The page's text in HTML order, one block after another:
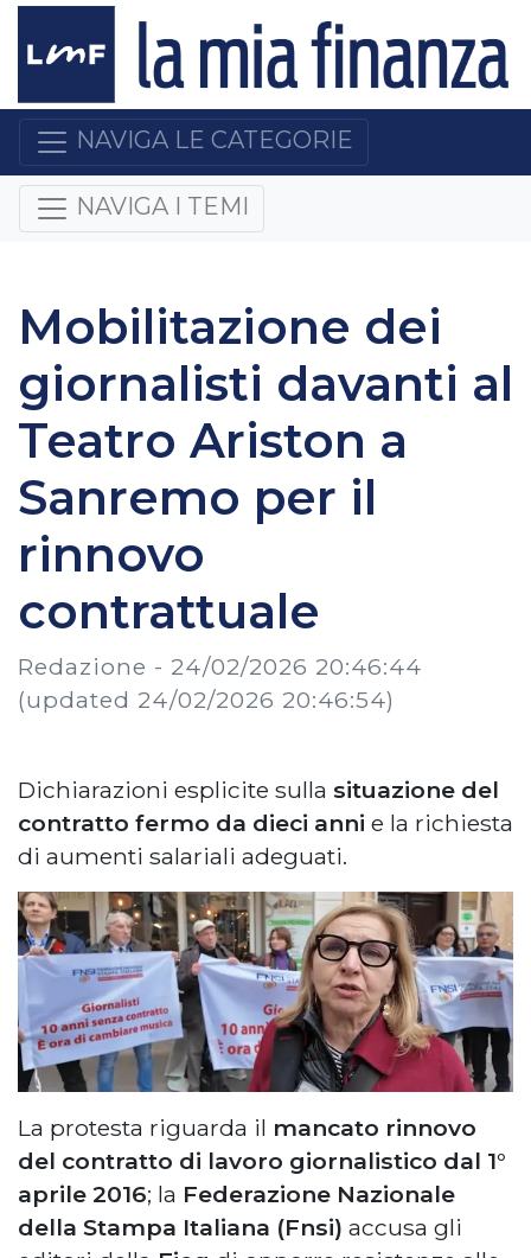
NAVIGA LE CATEGORIE
NAVIGA I TEMI
Mobilitazione dei
giornalisti davanti al
Teatro Ariston a
Sanremo per il
rinnovo
contrattuale
Redazione - 24/02/2026 20:46:44
(updated 24/02/2026 20:46:54)
Dichiarazioni esplicite sulla situazione del
contratto fermo da dieci anni e la richiesta
di aumenti salariali adeguati.
La protesta riguarda il mancato rinnovo
del contratto di lavoro giornalistico dal 1°
aprile 2016; la Federazione Nazionale
della Stampa Italiana (Fnsi) accusa gli